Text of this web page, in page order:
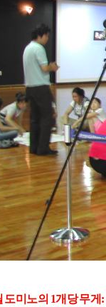
도미노의 1개당 무게